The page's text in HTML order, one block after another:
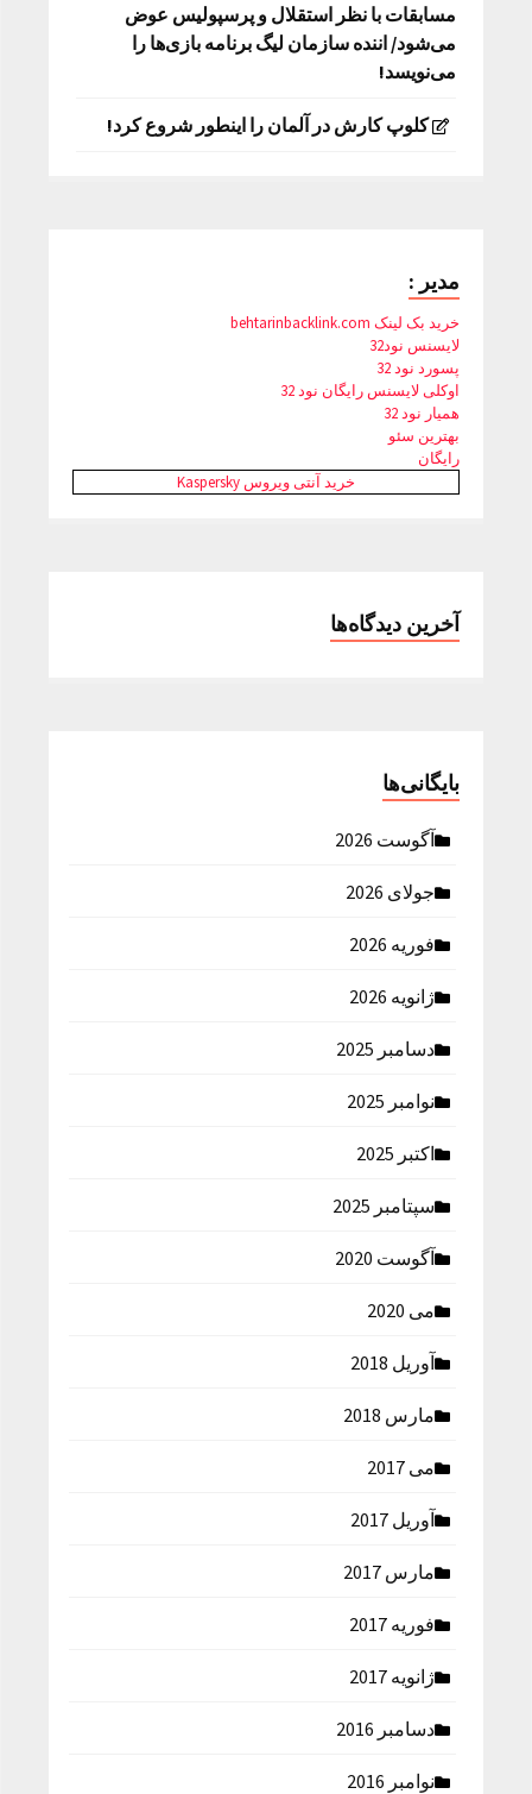
مسابقات با نظر استقلال و پرسپولیس عوض
می‌شود/ اننده سازمان لیگ برنامه بازی‌ها را
می‌نویسد!
کلوپ کارش در آلمان را اینطور شروع کرد!
مدیر :
خرید بک لینک behtarinbacklink.com
لایسنس نود32
پسورد نود 32
اوکلی لایسنس رایگان نود 32
همیار نود 32
بهترین سئو
رایگان
خرید آنتی ویروس Kaspersky
آخرین دیدگاه‌ها
بایگانی‌ها
آگوست 2026
جولای 2026
فوریه 2026
ژانویه 2026
دسامبر 2025
نوامبر 2025
اکتبر 2025
سپتامبر 2025
آگوست 2020
می 2020
آوریل 2018
مارس 2018
می 2017
آوریل 2017
مارس 2017
فوریه 2017
ژانویه 2017
دسامبر 2016
نوامبر 2016